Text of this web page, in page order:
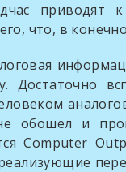
приводят к
что, в
информация
и
Computer